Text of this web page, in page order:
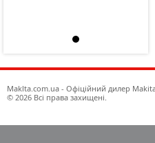
Maklta.com.ua - Офіційний дилер Makita
© 2026 Всі права захищені.